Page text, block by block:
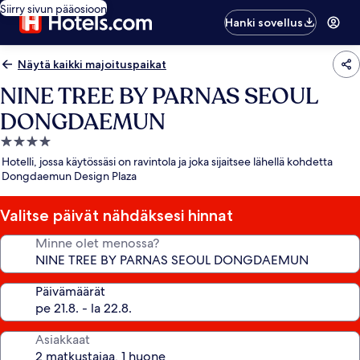
Siirry sivun pääosioon
Hanki sovellus
Näytä kaikki majoituspaikat
NINE TREE BY PARNAS SEOUL
DONGDAEMUN
4.0
tähden
majoituspaikka
Hotelli, jossa käytössäsi on ravintola ja joka sijaitsee lähellä kohdetta
Dongdaemun Design Plaza
Valitse päivät nähdäksesi hinnat
Minne olet menossa?
Päivämäärät
Asiakkaat